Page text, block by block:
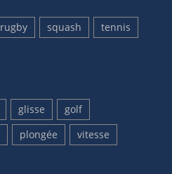
rugby squash tennis
glisse
golf
plongée vitesse